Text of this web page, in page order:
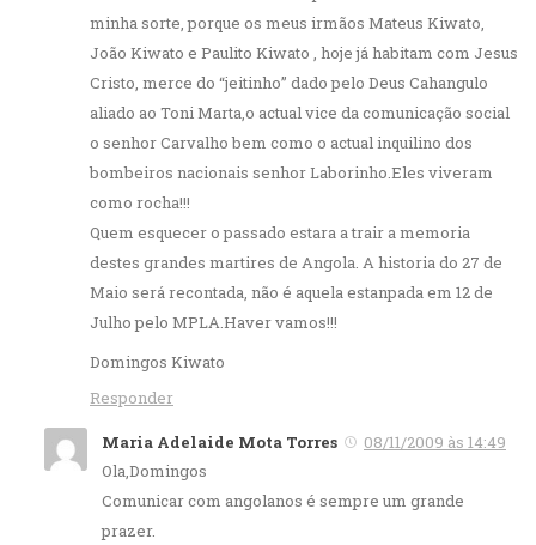
minha sorte, porque os meus irmãos Mateus Kiwato,
João Kiwato e Paulito Kiwato , hoje já habitam com Jesus
Cristo, merce do “jeitinho” dado pelo Deus Cahangulo
aliado ao Toni Marta,o actual vice da comunicação social
o senhor Carvalho bem como o actual inquilino dos
bombeiros nacionais senhor Laborinho.Eles viveram
como rocha!!!
Quem esquecer o passado estara a trair a memoria
destes grandes martires de Angola. A historia do 27 de
Maio será recontada, não é aquela estanpada em 12 de
Julho pelo MPLA.Haver vamos!!!
Domingos Kiwato
Responder
Maria Adelaide Mota Torres
08/11/2009 às 14:49
Ola,Domingos
Comunicar com angolanos é sempre um grande
prazer.